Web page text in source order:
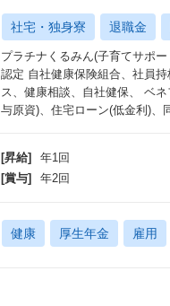
社宅・独身寮 退職金
プラチナくるみん(子育てサポ
認定 自社健康保険組合、社員
ス、健康相談、自社健保、 ベ
与原資)、住宅ローン(低金利)、
[昇給]
年1回
[賞与]
年2回
健康 厚生年金 雇用